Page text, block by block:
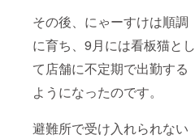
その後、にゃーすけは順調
に育ち、9月には看板猫とし
て店舗に不定期で出勤する
ようになったのです。
避難所で受け入れられない